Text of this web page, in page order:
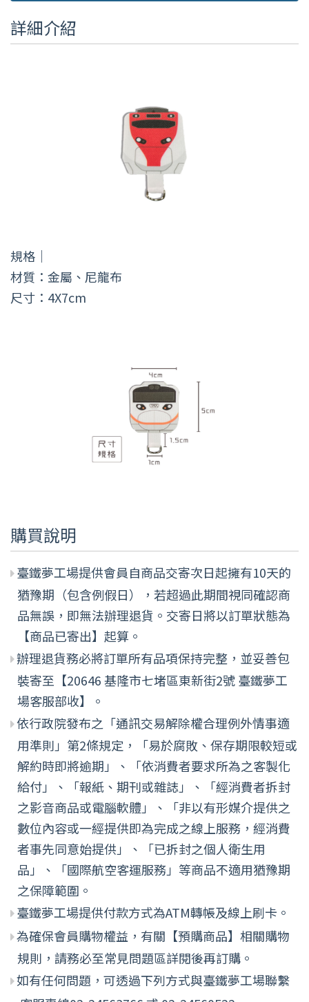
詳細介紹
規格｜
材質：金屬、尼龍布
尺寸：4X7cm
購買說明
臺鐵夢工場提供會員自商品交寄次日起擁有10天的
猶豫期（包含例假日），若超過此期間視同確認商
品無誤，即無法辦理退貨。交寄日將以訂單狀態為
【商品已寄出】起算。
辦理退貨務必將訂單所有品項保持完整，並妥善包
裝寄至【20646 基隆市七堵區東新街2號 臺鐵夢工
場客服部收】。
依行政院發布之「通訊交易解除權合理例外情事適
用準則」第2條規定，「易於腐敗、保存期限較短或
解約時即將逾期」、「依消費者要求所為之客製化
給付」、「報紙、期刊或雜誌」、「經消費者拆封
之影音商品或電腦軟體」、「非以有形媒介提供之
數位內容或一經提供即為完成之線上服務，經消費
者事先同意始提供」、「已拆封之個人衛生用
品」、「國際航空客運服務」等商品不適用猶豫期
之保障範圍。
臺鐵夢工場提供付款方式為ATM轉帳及線上刷卡。
為確保會員購物權益，有關【預購商品】相關購物
規則，請務必至常見問題區詳閱後再訂購。
如有任何問題，可透過下列方式與臺鐵夢工場聯繫